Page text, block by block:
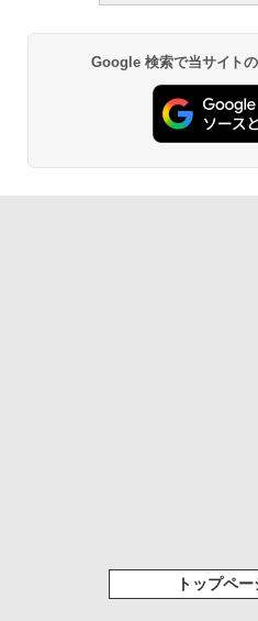
Google 検索で当サイト
トップペ